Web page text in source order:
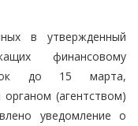
в утвержденный
финансовому
до 15 марта,
(агентством)
уведомление о